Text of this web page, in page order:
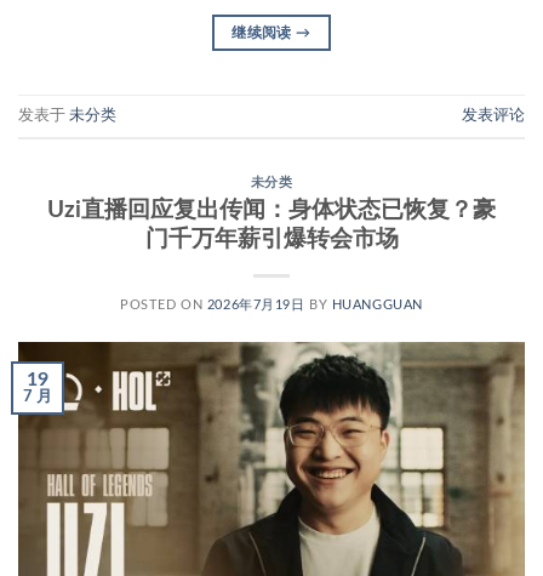
继续阅读→
发表于 未分类 发表评论
未分类
Uzi直播回应复出传闻：身体状态已恢复？豪
门千万年薪引爆转会市场
POSTED ON 2026年7月19日 BY HUANGGUAN
19
7 月